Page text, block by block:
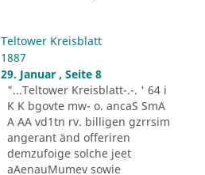
Teltower Kreisblatt
1887
29. Januar , Seite 8
"...Teltower Kreisblatt-.-. ' 64 i
K K bgovte mw- o. ancaS SmA
A AA vd1tn rv. billigen gzrrsim
angerant änd offeriren
demzufoige solche jeet
aAenauMumev sowie